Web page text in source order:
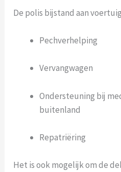
De polis bijstand aan
Pechverhelping
Vervangwagen
Ondersteuning bij
buitenland
Repatriëring
Het is ook mogelijk om de